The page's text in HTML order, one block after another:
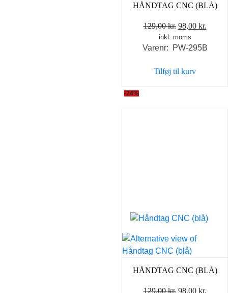
HÅNDTAG CNC (BLÅ)
129,00kr. Den
oprindelige
pris
129,00 kr..
98,00 kr.
pris
inkl. moms
Varenr: PW-295B
Tilføj til kurv
-24%
HÅNDTAG CNC (BLÅ)
129,00kr. Den
98,00 kr.